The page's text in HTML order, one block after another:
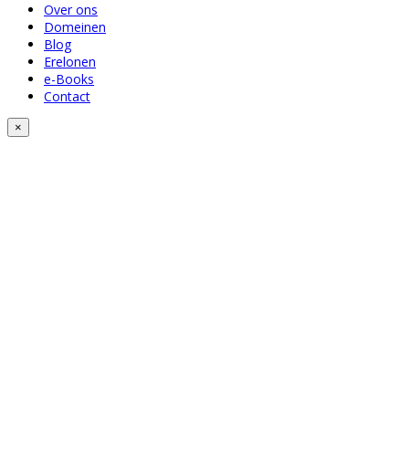
Over ons
Domeinen
Blog
Erelonen
e-Books
Contact
×